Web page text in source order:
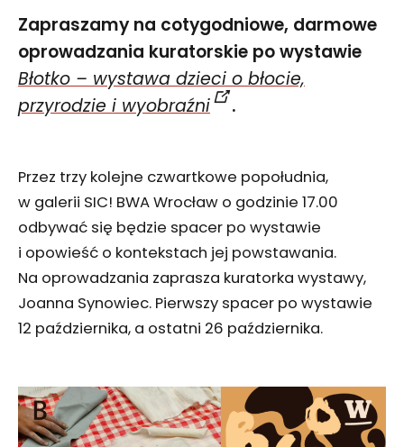
Zapraszamy na cotygodniowe, darmowe
oprowadzania kuratorskie po wystawie
Błotko – wystawa dzieci o błocie,
przyrodzie i wyobraźni
.
Przez trzy kolejne czwartkowe popołudnia,
w galerii SIC! BWA Wrocław o godzinie 17.00
odbywać się będzie spacer po wystawie
i opowieść o kontekstach jej powstawania.
Na oprowadzania zaprasza kuratorka wystawy,
Joanna Synowiec. Pierwszy spacer po wystawie
12 października, a ostatni 26 października.